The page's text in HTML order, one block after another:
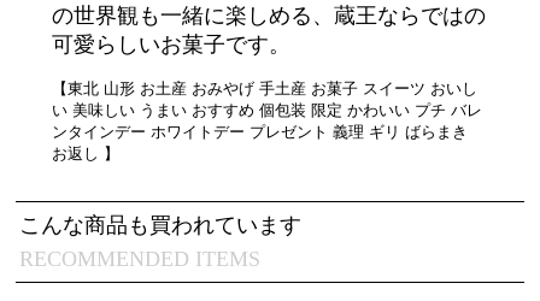
の世界観も一緒に楽しめる、蔵王ならではの
可愛らしいお菓子です。
【東北 山形 お土産 おみやげ 手土産 お菓子 スイーツ おいし
い 美味しい うまい おすすめ 個包装 限定 かわいい プチ バレ
ンタインデー ホワイトデー プレゼント 義理 ギリ ばらまき
お返し 】
RECOMMENDED ITEMS
こんな商品も買われています